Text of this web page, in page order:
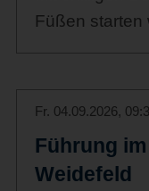
Füßen starten
Fr. 04.09.2026,
Führung
Weidefeld